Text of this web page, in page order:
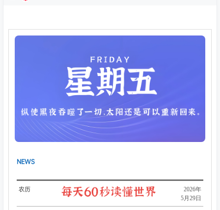
NEWS
​2026年
5月29日
农历